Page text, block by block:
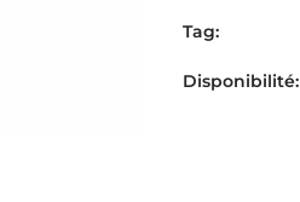
Tag:
Disponibilité: